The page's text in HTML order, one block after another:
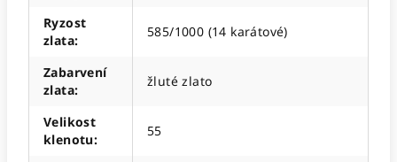
Ryzost
zlata:
585/1000 (14 karátové)
Zabarvení
zlata:
žluté zlato
Velikost
klenotu:
55